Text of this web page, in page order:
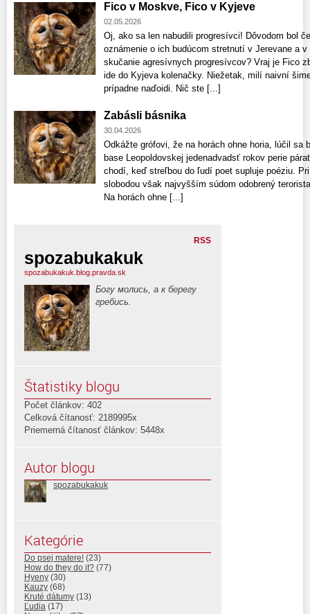
Fico v Moskve, Fico v Kyjeve
02.05.2026
Oj, ako sa len nabudili progresívci! Dôvodom bol
oznámenie o ich budúcom stretnutí v Jerevane a
skučanie agresívnych progresívcov? Vraj je Fico
ide do Kyjeva kolenačky. Niežetak, milí naivní
prípadne naďoidi. Nič ste [...]
Zabásli básnika
30.04.2026
Odkážte grófovi, že na horách ohne horia, lúčil
base Leopoldovskej jedenadvadsť rokov perie
chodí, keď streľbou do ľudí poet supluje poéziu.
slobodou však najvyšším súdom odobrený
Na horách ohne [...]
RSS
spozabukakuk
spozabukakuk.blog.pravda.sk
Богу молись, а к берегу
гребись.
Štatistiky blogu
Počet článkov: 402
Celková čítanosť: 2189995x
Priemerná čítanosť článkov: 5448x
Autor blogu
spozabukakuk
Kategórie
Do psej matere! (23)
How do they do it? (77)
Hyeny (30)
Kauzy (68)
Kruté dátumy (13)
Ľudia (17)